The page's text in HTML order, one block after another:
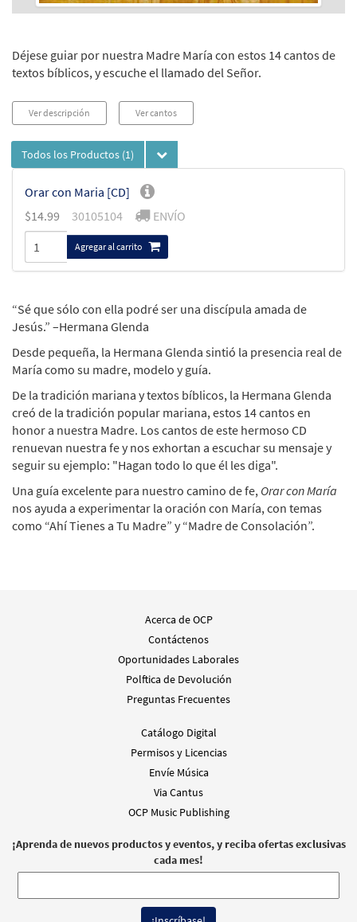
Déjese guiar por nuestra Madre María con estos 14 cantos de
textos bíblicos, y escuche el llamado del Señor.
Ver descripción Ver cantos
Todos los Productos (1)
Orar con Maria [CD]
$14.99 30105104 ENVÍO
Agregar al carrito
“Sé que sólo con ella podré ser una discípula amada de
Jesús.” –Hermana Glenda
Desde pequeña, la Hermana Glenda sintió la presencia real de
María como su madre, modelo y guía.
De la tradición mariana y textos bíblicos, la Hermana Glenda
creó de la tradición popular mariana, estos 14 cantos en
honor a nuestra Madre. Los cantos de este hermoso CD
renuevan nuestra fe y nos exhortan a escuchar su mensaje y
seguir su ejemplo: "Hagan todo lo que él les diga".
Una guía excelente para nuestro camino de fe, Orar con María
nos ayuda a experimentar la oración con María, con temas
como “Ahí Tienes a Tu Madre” y “Madre de Consolación”.
Acerca de OCP
Contáctenos
Oportunidades Laborales
Polftica de Devolución
Preguntas Frecuentes
Catálogo Digital
Permisos y Licencias
Envíe Música
Via Cantus
OCP Music Publishing
¡Aprenda de nuevos productos y eventos, y reciba ofertas exclusivas
cada mes!